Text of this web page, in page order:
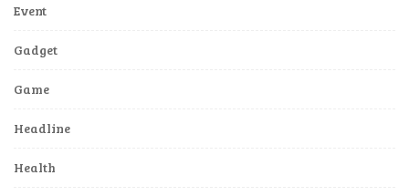
Event
Gadget
Game
Headline
Health